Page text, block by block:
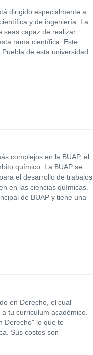
dirigido especialmente a
y de ingeniería. La
seas capaz de realizar
rama científica. Este
de esta universidad.
complejos en la BUAP, el
químico. La BUAP se
el desarrollo de trabajos
en las ciencias químicas.
de BUAP y tiene una
en Derecho, el cual
tu curriculum académico.
Derecho" lo que te
Sus costos son